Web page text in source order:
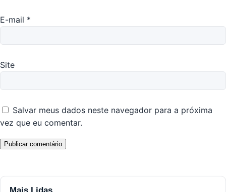
E-mail *
Site
Salvar meus dados neste navegador para a próxima
vez que eu comentar.